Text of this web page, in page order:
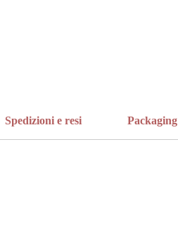
Spedizioni e resi Packaging